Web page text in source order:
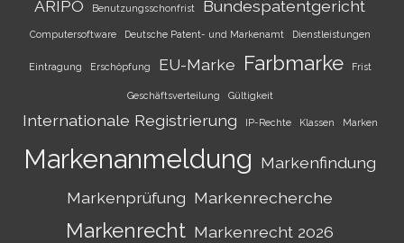
ARIPO Benutzungsschonfrist Bundespatentgericht
Computersoftware Deutsche Patent- und Markenamt Dienstleistungen
Eintragung Erschöpfung EU-Marke Farbmarke Frist
Geschäftsverteilung Gültigkeit
Internationale Registrierung IP-Rechte Klassen Marken
Markenanmeldung Markenfindung
Markenprüfung Markenrecherche
Markenrecht Markenrecht 2026